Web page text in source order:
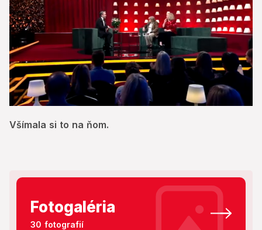
seconds
of
Všímala si to na ňom.
Fotogaléria
30 fotografií